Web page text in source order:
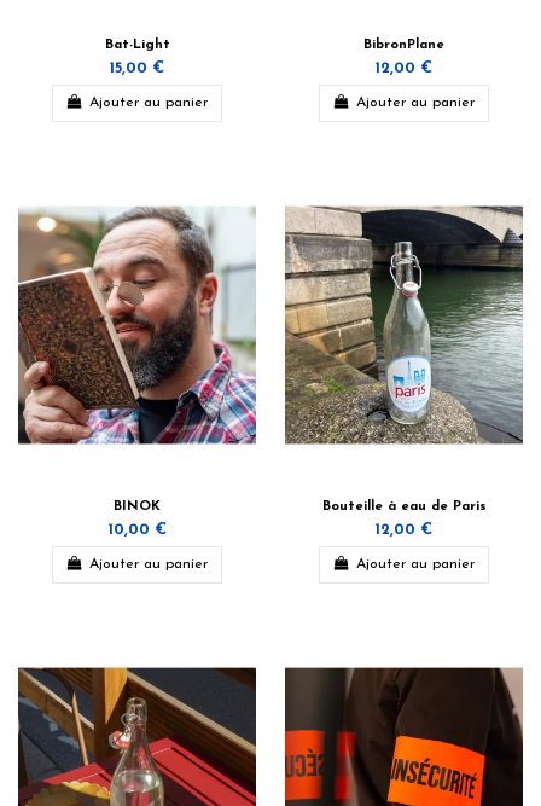
Bat-Light
15,00 €
Ajouter au panier
BibronPlane
12,00 €
Ajouter au panier
BINOK
10,00 €
Ajouter au panier
Bouteille à eau de Paris
12,00 €
Ajouter au panier